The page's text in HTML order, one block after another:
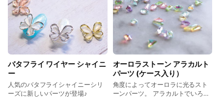
バタフライ ワイヤー シャイニ
ー
人気のバタフライシャイニーシリ
ーズに新しいパーツが登場♪
オーロラストーン アラカルト
パーツ (ケース入り）
角度によってオーロラに光るスト
ーンパーツ。 アラカルトでいろん